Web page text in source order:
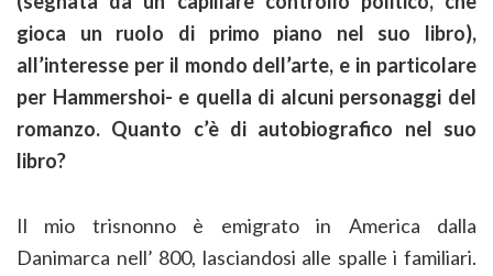
gioca un ruolo di primo piano nel suo libro),
all’interesse per il mondo dell’arte, e in particolare
per Hammershoi- e quella di alcuni personaggi del
romanzo. Quanto c’è di autobiografico nel suo
libro?
Il mio trisnonno è emigrato in America dalla
Danimarca nell’ 800, lasciandosi alle spalle i familiari.